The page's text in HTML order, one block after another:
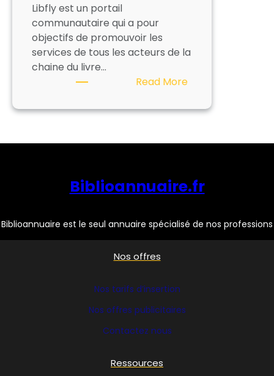
Libfly est un portail
communautaire qui a pour
objectifs de promouvoir les
services de tous les acteurs de la
chaine du livre…
Read More:
Biblioannuaire.fr
Biblioannuaire est le seul annuaire spécialisé de nos professions
Nos offres
Nos tarifs d’insertion
Nos offres publicitaires
Contactez nous
Ressources